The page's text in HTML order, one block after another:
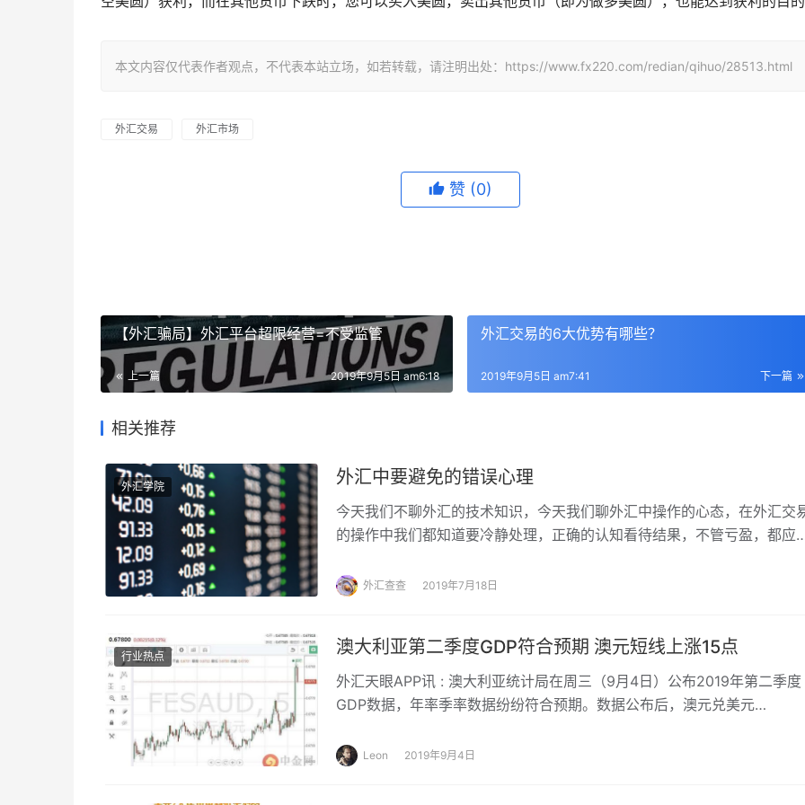
本文内容仅代表作者观点，不代表本站立场，如若转载，请注明出处：https://www.fx220.com/redian/qihuo/28513.html
外汇交易 外汇市场
赞 (0)
【外汇骗局】外汇平台超限经营=不受监管
上一篇 2019年9月5日 am6:18
外汇交易的6大优势有哪些？
下一篇
2019年9月5日 am7:41
相关推荐
外汇学院 外汇中要避免的错误心理
今天我们不聊外汇的技术知识，今天我们聊外汇中操作的心态，在外汇交
的操作中我们都知道要冷静处理，正确的认知看待结果，不管亏盈，都应
避免的呢？
外汇查查 2019年7月18日
行业热点 澳大利亚第二季度GDP符合预期 澳元短线上涨15点
外汇天眼APP讯 : 澳大利亚统计局在周三（9月4日）公布2019年第二季度
GDP数据，年率季率数据纷纷符合预期。数据公布后，澳元兑美元
Leon 2019年9月4日